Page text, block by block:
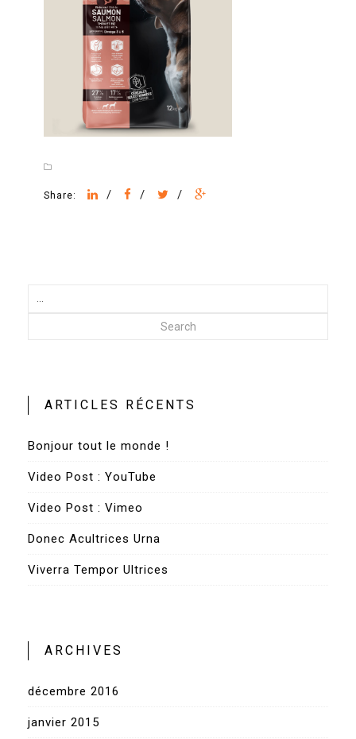
Share: / / /
Search
ARTICLES RÉCENTS
Bonjour tout le monde !
Video Post : YouTube
Video Post : Vimeo
Donec Acultrices Urna
Viverra Tempor Ultrices
ARCHIVES
décembre 2016
janvier 2015